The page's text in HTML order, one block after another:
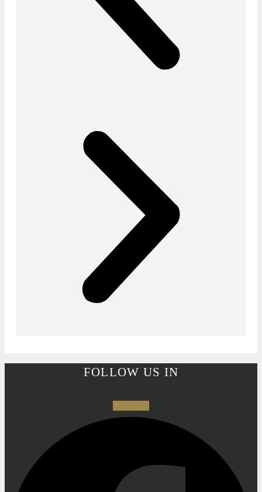
FOLLOW US IN